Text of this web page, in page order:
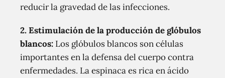
reducir la gravedad de las infecciones.
2. Estimulación de la producción de glóbulos
blancos: Los glóbulos blancos son células
importantes en la defensa del cuerpo contra
enfermedades. La espinaca es rica en ácido